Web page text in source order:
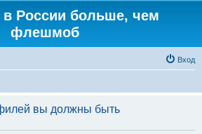
России больше, чем
флешмоб
Вход
вы должны быть